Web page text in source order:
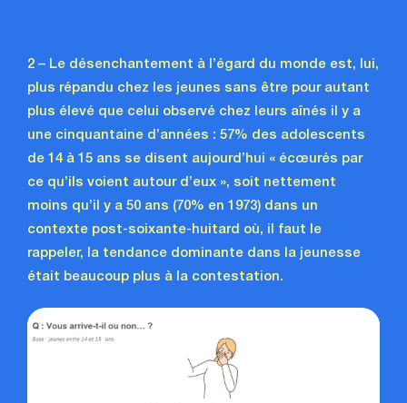
2 – Le désenchantement à l’égard du monde est, lui,
plus répandu chez les jeunes sans être pour autant
plus élevé que celui observé chez leurs aînés il y a
une cinquantaine d’années : 57% des adolescents
de 14 à 15 ans se disent aujourd’hui « écœurés par
ce qu’ils voient autour d’eux », soit nettement
moins qu’il y a 50 ans (70% en 1973) dans un
contexte post-soixante-huitard où, il faut le
rappeler, la tendance dominante dans la jeunesse
était beaucoup plus à la contestation.